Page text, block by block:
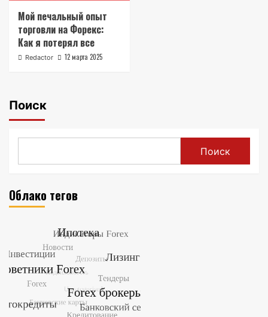
Мой печальный опыт
торговли на Форекс:
Как я потерял все
Redactor 12 марта 2025
Поиск
Поиск
Облако тегов